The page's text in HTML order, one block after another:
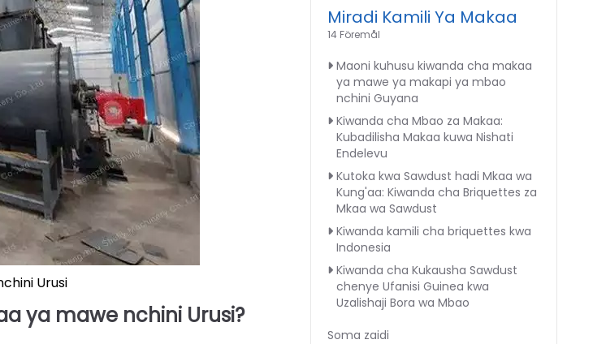
Urusi
ya mawe nchini Urusi?
Miradi Kamili Ya Makaa
14 Föremål
Maoni kuhusu kiwanda cha makaa
ya mawe ya makapi ya mbao
nchini Guyana
Kiwanda cha Mbao za Makaa:
Kubadilisha Makaa kuwa Nishati
Endelevu
Kutoka kwa Sawdust hadi Mkaa wa
Kung'aa: Kiwanda cha Briquettes za
Mkaa wa Sawdust
Kiwanda kamili cha briquettes kwa
Indonesia
Kiwanda cha Kukausha Sawdust
chenye Ufanisi Guinea kwa
Uzalishaji Bora wa Mbao
Soma zaidi